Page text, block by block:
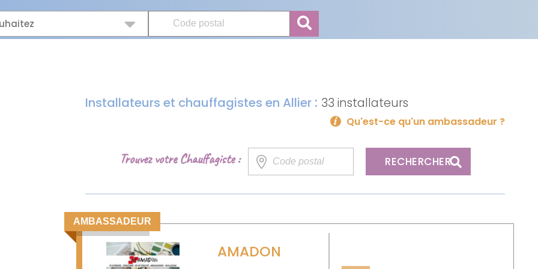
Installateurs et chauffagistes en Allier : 33 installateurs
Qu'est-ce qu'un ambassadeur ?
Trouvez votre Chauffagiste : RECHERCHER
AMBASSADEUR
AMADON